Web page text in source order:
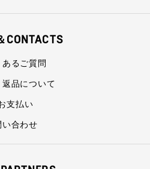
CONTACTS
あるご質問
品について
支払い
い合わせ